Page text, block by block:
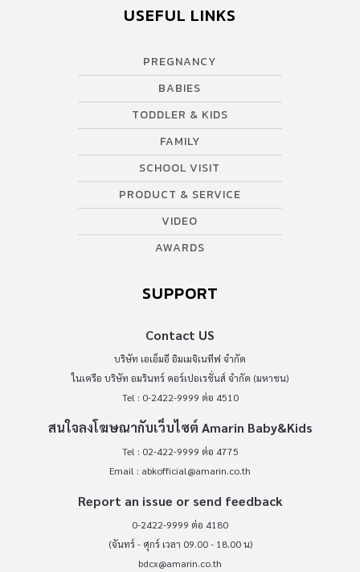
เครื่องมือ และเทคโนโลยีที่ทันสมัย พร้อมวางแผนดูแลทารกให้
กำเนิดทำงานร่วมกับสูติแพทย์ และทีมพยาบาลเฉพาะทาง กู้ชีพทารก
แรกเกิด ควบคุมการติดเชื้อ ปรับอุณหภูมิร่างกายทารก ให้สารน้ำ สาร
อาหาร และโภชนาการที่เหมาะสม อุปกรณ์และเครื่องมือที่ทันสมัยใน
การดูแลรักษา อาทิ ตู้อบ เครื่องส่องไฟรักษาภาวะตัวเหลืองในทารกแรก
เกิด เครื่องให้ออกซิเจนแก่ทารก เครื่องช่วยหายใจด้วยแรงดันบวก
เครื่องช่วยหายใจ หน่วยส่งเสริมการเลี้ยงลูกด้วยนมแม่ (คลินิกนมแม่)
ทีมแพทย์และพยาบาล สูติแพทย์ผู้เชี่ยวชาญสาขาเวชศาสตร์มารดา
และทารกในครรภ์ (maternal-fetal medicine […]
USEFUL LINKS
PREGNANCY
BABIES
TODDLER & KIDS
FAMILY
SCHOOL VISIT
PRODUCT & SERVICE
VIDEO
AWARDS
SUPPORT
Contact US
บริษัท เอเอ็มอี อิมเมจิเนทีฟ จำกัด
ในเครือ บริษัท อมรินทร์ คอร์เปอเรชั่นส์ จำกัด (มหาชน)
Tel : 0-2422-9999 ต่อ 4510
สนใจลงโฆษณากับเว็บไซต์ Amarin Baby&Kids
Tel : 02-422-9999 ต่อ 4775
Email : abkofficial@amarin.co.th
Report an issue or send feedback
0-2422-9999 ต่อ 4180
(จันทร์ - ศุกร์ เวลา 09.00 - 18.00 น)
bdcx@amarin.co.th